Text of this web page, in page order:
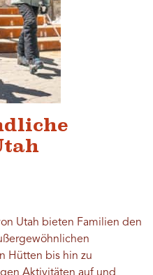
Utah bieten Familien den
Hütten bis hin zu